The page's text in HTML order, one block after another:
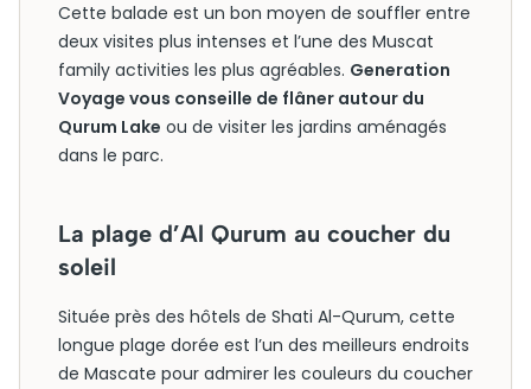
Cette balade est un bon moyen de souffler entre
deux visites plus intenses et l’une des Muscat
family activities les plus agréables. Generation
Voyage vous conseille de flâner autour du
Qurum Lake ou de visiter les jardins aménagés
dans le parc.
La plage d’Al Qurum au coucher du
soleil
Située près des hôtels de Shati Al-Qurum, cette
longue plage dorée est l’un des meilleurs endroits
de Mascate pour admirer les couleurs du coucher